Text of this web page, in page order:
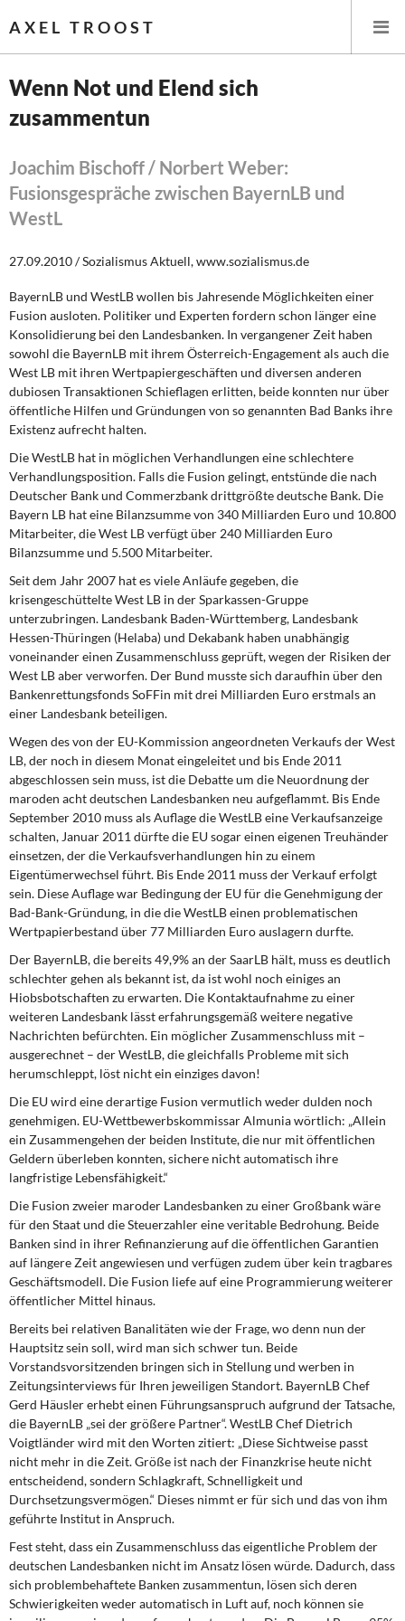
AXEL TROOST
Startseite
Themen
Leitlinien linker Wirtschafts- und Finanzpolitik
Steuer- und Finanzpolitik
Öffentliche Infrastruktur und Daseinsvorsorge
Eurokrise und Griechenland
DIE LINKE
Weitere Themen
Memo-Gruppe
Institut Solidarische Moderne
Rosa-Luxemburg-Stiftung
Über mich
Kontakt
Wenn Not und Elend sich
zusammentun
Joachim Bischoff / Norbert Weber:
Fusionsgespräche zwischen BayernLB und
WestL
27.09.2010 / Sozialismus Aktuell, www.sozialismus.de
BayernLB und WestLB wollen bis Jahresende Möglichkeiten einer
Fusion ausloten. Politiker und Experten fordern schon länger eine
Konsolidierung bei den Landesbanken. In vergangener Zeit haben
sowohl die BayernLB mit ihrem Österreich-Engagement als auch die
West LB mit ihren Wertpapiergeschäften und diversen anderen
dubiosen Transaktionen Schieflagen erlitten, beide konnten nur über
öffentliche Hilfen und Gründungen von so genannten Bad Banks ihre
Existenz aufrecht halten.
Die WestLB hat in möglichen Verhandlungen eine schlechtere
Verhandlungsposition. Falls die Fusion gelingt, entstünde die nach
Deutscher Bank und Commerzbank drittgrößte deutsche Bank. Die
Bayern LB hat eine Bilanzsumme von 340 Milliarden Euro und 10.800
Mitarbeiter, die West LB verfügt über 240 Milliarden Euro
Bilanzsumme und 5.500 Mitarbeiter.
Seit dem Jahr 2007 hat es viele Anläufegegeben, die
krisengeschüttelte West LB in der Sparkassen-Gruppe
unterzubringen. Landesbank Baden-Württemberg, Landesbank
Hessen-Thüringen (Helaba) und Dekabank haben unabhängig
voneinander einen Zusammenschluss geprüft, wegen der Risiken der
West LB aber verworfen. Der Bund musste sich daraufhin über den
Bankenrettungsfonds SoFFin mit drei Milliarden Euro erstmals an
einer Landesbank beteiligen.
Wegen des von der EU-Kommission angeordneten Verkaufs der West
LB, der noch in diesem Monat eingeleitet und bis Ende 2011
abgeschlossen sein muss, ist die Debatte um die Neuordnung der
maroden acht deutschen Landesbanken neu aufgeflammt. Bis Ende
September 2010 muss als Auflage die WestLB eine Verkaufsanzeige
schalten, Januar 2011 dürfte die EU sogar einen eigenen Treuhänder
einsetzen, der die Verkaufsverhandlungen hin zu einem
Eigentümerwechsel führt. Bis Ende 2011 muss der Verkauf erfolgt
sein. Diese Auflage war Bedingung der EU für die Genehmigung der
Bad-Bank-Gründung, in die die WestLB einen problematischen
Wertpapierbestand über 77 Milliarden Euro auslagern durfte.
Der BayernLB, die bereits 49,9% an der SaarLB hält, muss es deutlich
schlechter gehen als bekannt ist, da ist wohl noch einiges an
Hiobsbotschaften zu erwarten. Die Kontaktaufnahme zu einer
weiteren Landesbank lässt erfahrungsgemäß weitere negative
Nachrichten befürchten. Ein möglicher Zusammenschluss mit –
ausgerechnet – der WestLB, die gleichfalls Probleme mit sich
herumschleppt, löst nicht ein einziges davon!
Die EU wird eine derartige Fusion vermutlich weder dulden noch
genehmigen. EU-Wettbewerbskommissar Almunia wörtlich: „Allein
ein Zusammengehen der beiden Institute, die nur mit öffentlichen
Geldern überleben konnten, sichere nicht automatisch ihre
langfristige Lebensfähigkeit.“
Die Fusion zweier maroder Landesbanken zu einer Großbank wäre
für den Staat und die Steuerzahler eine veritable Bedrohung. Beide
Banken sind in ihrer Refinanzierung auf die öffentlichen Garantien
auf längere Zeit angewiesen und verfügen zudem über kein tragbares
Geschäftsmodell. Die Fusion liefe auf eine Programmierung weiterer
öffentlicher Mittel hinaus.
Bereits bei relativen Banalitäten wie der Frage, wo denn nun der
Hauptsitz sein soll, wird man sich schwer tun. Beide
Vorstandsvorsitzenden bringen sich in Stellung und werben in
Zeitungsinterviews für Ihren jeweiligen Standort. BayernLB Chef
Gerd Häusler erhebt einen Führungsanspruch aufgrund der Tatsache,
die BayernLB „sei der größere Partner“. WestLB Chef Dietrich
Voigtländer wird mit den Worten zitiert: „Diese Sichtweise passt
nicht mehr in die Zeit. Größe ist nach der Finanzkrise heute nicht
entscheidend, sondern Schlagkraft, Schnelligkeit und
Durchsetzungsvermögen.“ Dieses nimmt er für sich und das von ihm
geführte Institut in Anspruch.
Fest steht, dass ein Zusammenschlussdas eigentliche Problem der
deutschen Landesbanken nicht im Ansatz lösen würde. Dadurch, dass
sich problembehaftete Banken zusammentun, lösen sich deren
Schwierigkeiten weder automatisch in Luft auf, noch können sie